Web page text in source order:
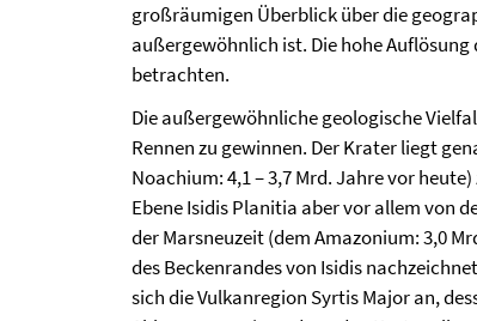
großräumigen Überblick über die
außergewöhnlich ist. Die hohe
betrachten.
Die außergewöhnliche geologische
Rennen zu gewinnen. Der Krater liegt
Noachium: 4,1 – 3,7 Mrd. Jahre vor
Ebene Isidis Planitia aber vor allem von
der Marsneuzeit (dem Amazonium: 3,0
des Beckenrandes von Isidis
sich die Vulkanregion Syrtis Major an,